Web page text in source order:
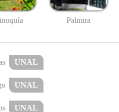
Palmira
UNAL
UNAL
UNAL